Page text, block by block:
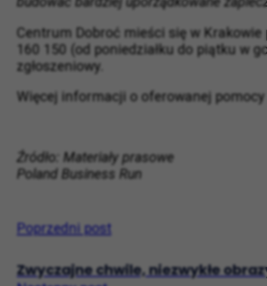
budować bardziej uporządkowane
Centrum Dobroć mieści się w
zgłoszeniowy.
Poprzedni post